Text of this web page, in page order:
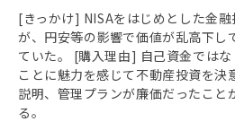
[きっかけ] NISAをはじめとした金
が、円安等の影響で価値が乱高下し
ていた。 [購入理由] 自己資金では
ことに魅力を感じて不動産投資を決
説明、管理プランが廉価だったこと
る。